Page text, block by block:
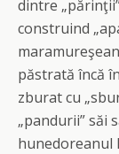
dintre
construind
păstrată încă
zburat cu
„pandurii” săi
hunedoreanul